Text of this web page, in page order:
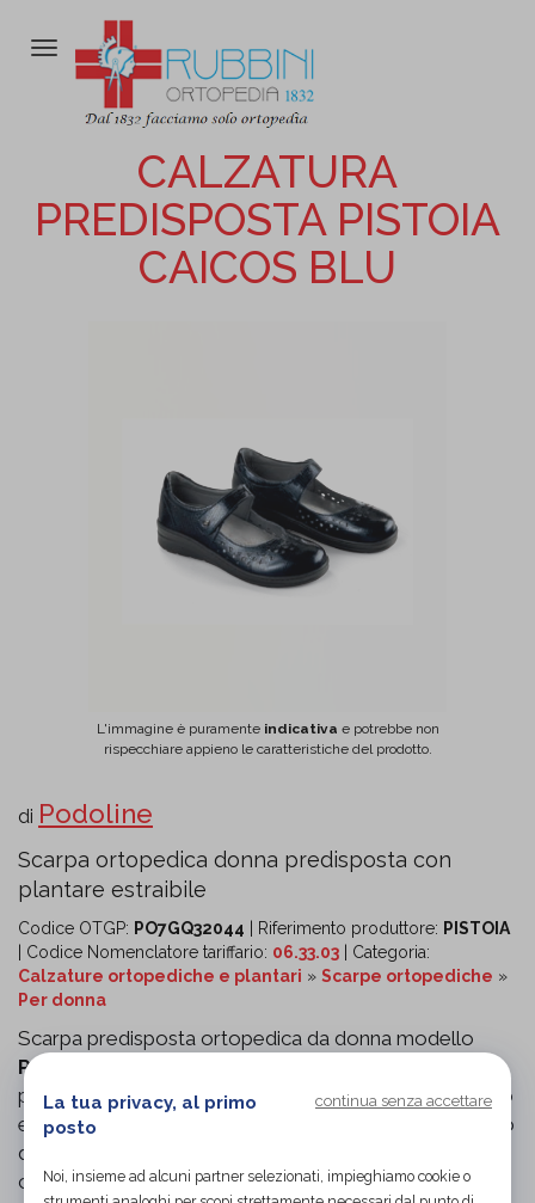
Attiva/disattiva
CALZATURA
PREDISPOSTA PISTOIA
CAICOS BLU
L'immagine è puramente indicativa e potrebbe non
rispecchiare appieno le caratteristiche del prodotto.
di Podoline
Scarpa ortopedica donna predisposta con
plantare estraibile
Codice OTGP: PO7GQ32044 | Riferimento produttore: PISTOIA
| Codice Nomenclatore tariffario: 06.33.03 | Categoria:
Calzature ortopediche e plantari » Scarpe ortopediche »
Per donna
Scarpa predisposta ortopedica da donna modello
Pistoia Caicos blu
plantari personalizzati. Realizzata in materiale morbido
e resistente colore blu, garantisce comfort prolungato
durante tutta la giornata. La forma
calzata comoda e adatta a piedi sensibili, anche in
La tua privacy, al primo
posto
continua senza accettare
Noi, insieme ad alcuni partner selezionati, impieghiamo cookie o